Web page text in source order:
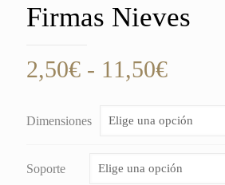
Firmas Nieves
2,50€ - 11,50€Rango
2,50€
Dimensiones
Soporte